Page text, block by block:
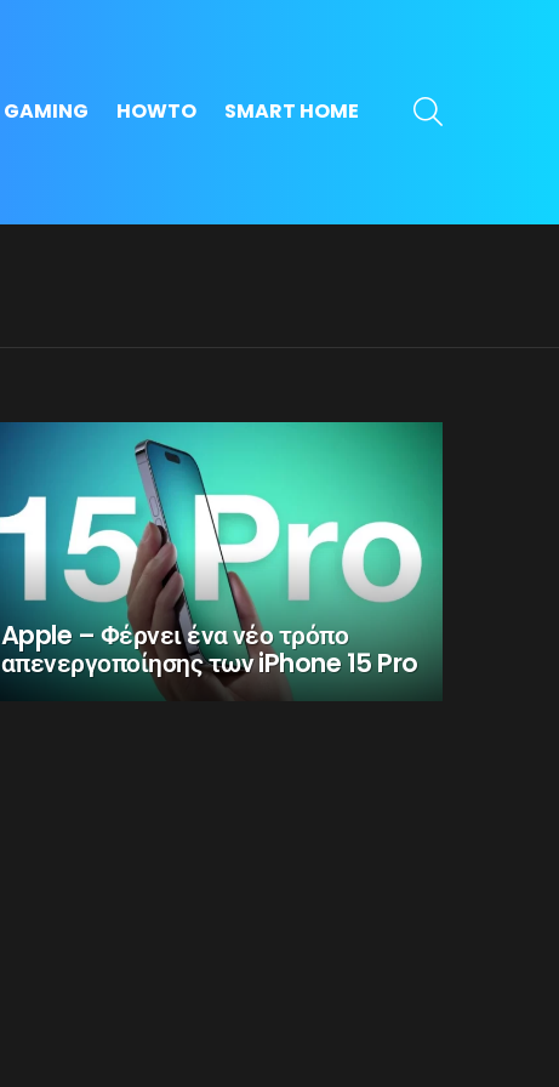
GAMING HOWTO SMART HOME
Apple – Φέρνει ένα νέο τρόπο
απενεργοποίησης των iPhone 15 Pro